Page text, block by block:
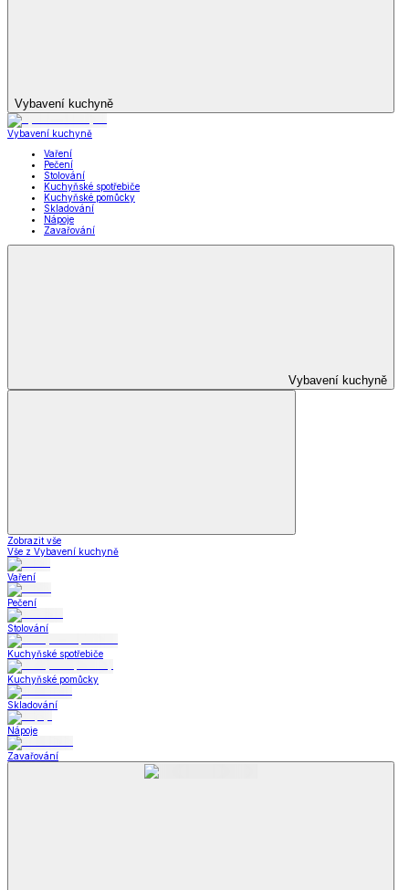
Vybavení kuchyně
Vybavení kuchyně
Vaření
Pečení
Stolování
Kuchyňské spotřebiče
Kuchyňské pomůcky
Skladování
Nápoje
Zavařování
Vybavení kuchyně
Zobrazit vše
Vše z Vybavení kuchyně
Vaření
Pečení
Stolování
Kuchyňské spotřebiče
Kuchyňské pomůcky
Skladování
Nápoje
Zavařování